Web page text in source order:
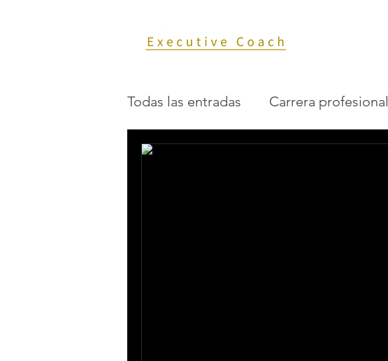
Todas las entradas Carrera profesional